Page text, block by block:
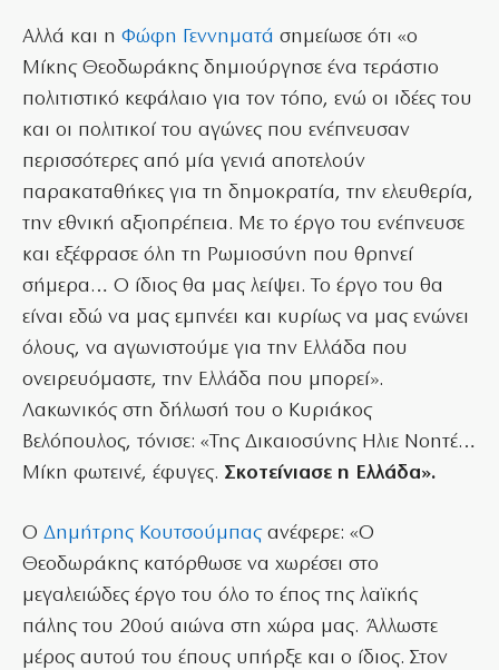
Αλλά και η Φώφη Γεννηματά σημείωσε ότι «ο
Μίκης Θεοδωράκης δημιούργησε ένα τεράστιο
πολιτιστικό κεφάλαιο για τον τόπο, ενώ οι ιδέες του
και οι πολιτικοί του αγώνες που ενέπνευσαν
περισσότερες από μία γενιά αποτελούν
παρακαταθήκες για τη δημοκρατία, την ελευθερία,
την εθνική αξιοπρέπεια. Με το έργο του ενέπνευσε
και εξέφρασε όλη τη Ρωμιοσύνη που θρηνεί
σήμερα… Ο ίδιος θα μας λείψει. Το έργο του θα
είναι εδώ να μας εμπνέει και κυρίως να μας ενώνει
όλους, να αγωνιστούμε για την Ελλάδα που
ονειρευόμαστε, την Ελλάδα που μπορεί».
Λακωνικός στη δήλωσή του ο Κυριάκος
Βελόπουλος, τόνισε: «Της Δικαιοσύνης Ηλιε Νοητέ…
Μίκη φωτεινέ, έφυγες. Σκοτείνιασε η Ελλάδα».
Ο Δημήτρης Κουτσούμπαςανέφερε: «Ο
Θεοδωράκης κατόρθωσε να χωρέσει στο
μεγαλειώδες έργο του όλο το έπος της λαϊκής
πάλης του 20ού αιώνα στη χώρα μας. Άλλωστε
μέρος αυτού του έπους υπήρξε και ο ίδιος. Στον